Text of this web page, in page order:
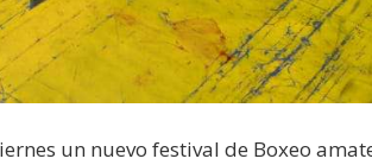
un nuevo festival de Boxeo